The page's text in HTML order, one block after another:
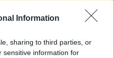
Information
sharing to third parties, or
sensitive information for